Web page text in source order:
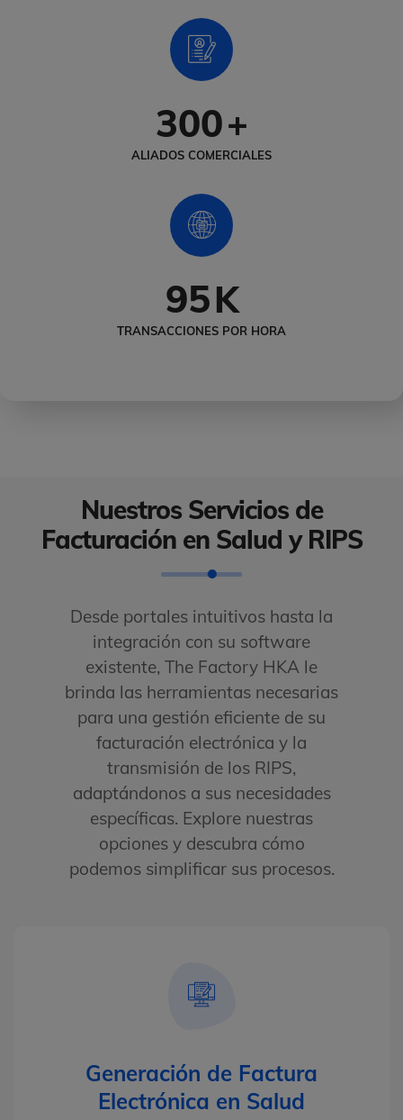
300+
ALIADOS COMERCIALES
95K
TRANSACCIONES POR HORA
Nuestros Servicios de
Facturación en Salud y RIPS
Desde portales intuitivos hasta la
integración con su software
existente, The Factory HKA le
brinda las herramientas necesarias
para una gestión eficiente de su
facturación electrónica y la
transmisión de los RIPS,
adaptándonos a sus necesidades
específicas. Explore nuestras
opciones y descubra cómo
podemos simplificar sus procesos.
Generación de Factura
Electrónica en Salud